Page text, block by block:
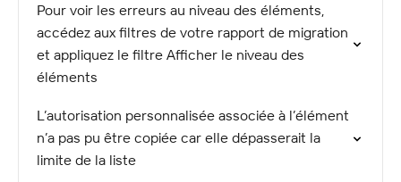
Pour voir les erreurs au niveau des éléments,
accédez aux filtres de votre rapport de migration
et appliquez le filtre Afficher le niveau des
éléments
L’autorisation personnalisée associée à l’élément
n’a pas pu être copiée car elle dépasserait la
limite de la liste